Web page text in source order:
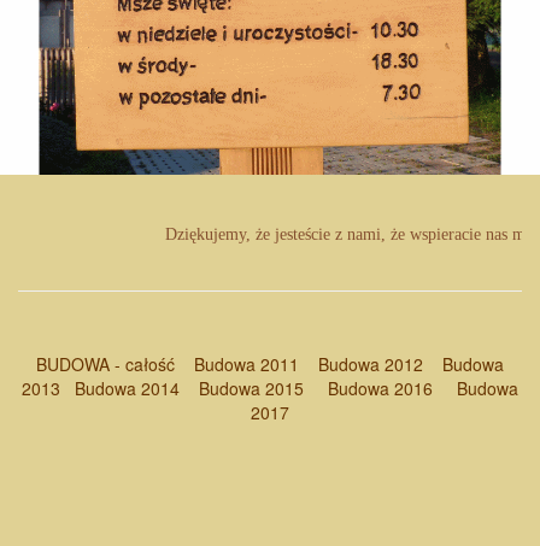
Dziękujemy, że jesteście z nami, że wspieracie nas
BUDOWA - całość Budowa 2011 Budowa 2012
Budowa
2013
Budowa 2014 Budowa 2015 Budowa 2016
Budowa
2017